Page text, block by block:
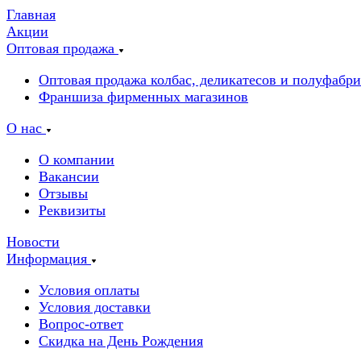
Главная
Акции
Оптовая продажа
Оптовая продажа колбас, деликатесов и
Франшиза фирменных магазинов
О нас
О компании
Вакансии
Отзывы
Реквизиты
Новости
Информация
Условия оплаты
Условия доставки
Вопрос-ответ
Скидка на День Рождения